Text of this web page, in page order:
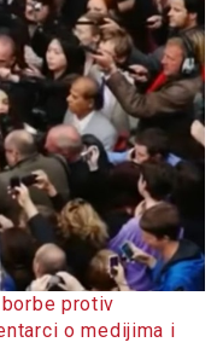
protiv
o medijima i